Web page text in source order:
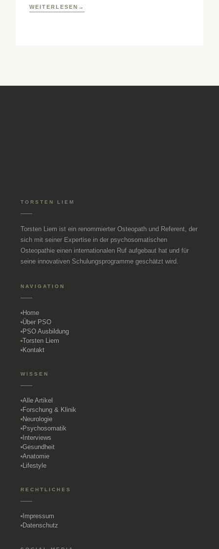
osteopathische Behandlungsansätze sowie
WEITERLESEN
TORSTEN LIEM
Torsten Liem ist ein renommierter Osteopath und Referent, der
sich mit seiner Expertise in der psychosomatischen
Osteopathie einen internationalen Ruf aufgebaut hat und für
seine innovativen Schulungsprogramme geschätzt wird.
NAVIGATION
Home
Über PSO
PSO Ausbildung
Torsten Liem
Kontakt
WISSEN
Alle Artikel
Forschung & Klinik
Neurologie
Psychosomatik
Interviews
Gesundheit
Anatomie
Lifestyle
RECHTLICHES
Impressum
Datenschutz